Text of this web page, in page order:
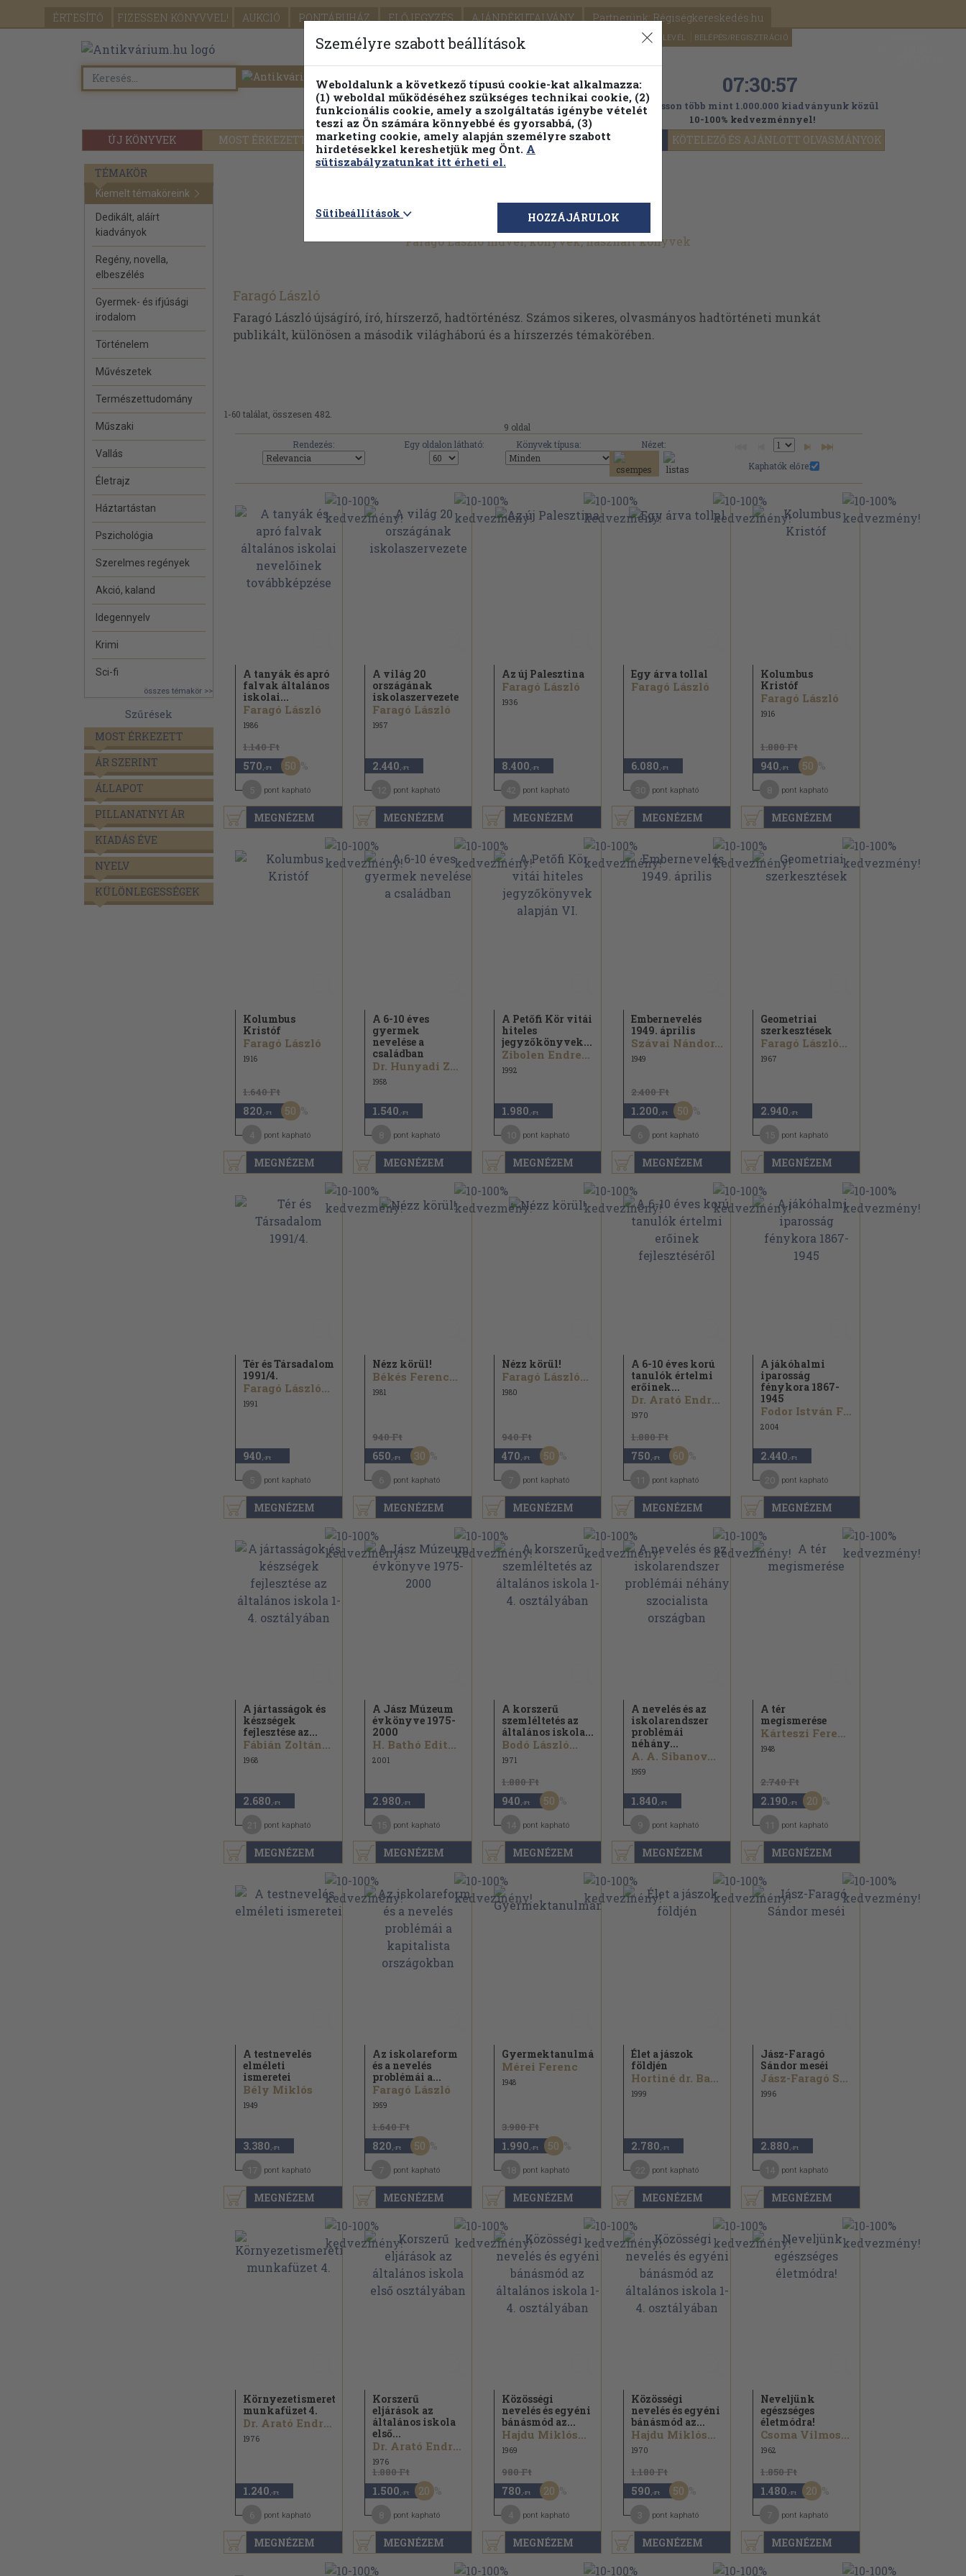
ÉRTESÍTŐ FIZESSEN KÖNYVVEL! AUKCIÓ PONTÁRUHÁZ ELŐJEGYZÉS AJÁNDÉKUTALVÁNY Partnerünk: Régiségkereskedés.hu
SEGÍTSÉG HÍRLEVÉL BELÉPÉS/REGISZTRÁCIÓ
ÚJ KÖNYVEK MOST ÉRKEZETT PILLANATNYI ÁRAINK FENNTARTHATÓ OLVASMÁNYOK KÖTELEZŐ ÉS AJÁNLOTT OLVASMÁNYOK
Részletes kereső Témaköri fa 07:30:56
Válogasson több mint 1.000.000 kiadványunk közül
10-100% kedvezménnyel!
TÉMAKÖR
Kiemelt témaköreink
Dedikált, aláírt
kiadványok
Regény, novella,
elbeszélés
Gyermek- és ifjúsági
irodalom
Történelem
Művészetek
Természettudomány
Műszaki
Vallás
Életrajz
Háztartástan
Pszichológia
Szerelmes regények
Akció, kaland
Idegennyelv
Krimi
Sci-fi
összes témakör >>
Szűrések
MOST ÉRKEZETT
ÁR SZERINT
ÁLLAPOT
PILLANATNYI ÁR
KIADÁS ÉVE
NYELV
KÜLÖNLEGESSÉGEK
Faragó László művei, könyvek, használt könyvek
Faragó László
Faragó László újságíró, író, hírszerző, hadtörténész. Számos sikeres, olvasmányos hadtörténeti munkát
publikált, különösen a második világháború és a hírszerzés témakörében.
1-60 találat, összesen 482.
9 oldal
Rendezés:
Egy oldalon látható: Könyvek típusa:
Nézet:
Kaphatók előre:
MEGNÉZEM
A tanyák és apró
falvak általános
iskolai...
Faragó László
1986
1.140 Ft
570 ,-Ft 50
pont kapható
MEGNÉZEM
A világ 20
országának
iskolaszervezete
Faragó László
1957
2.440 ,-Ft
pont kapható
MEGNÉZEM
Az új Palesztina
Faragó László
1936
8.400 ,-Ft
pont kapható
MEGNÉZEM
Egy árva tollal
Faragó László
6.080 ,-Ft
pont kapható
MEGNÉZEM
Kolumbus
Kristóf
Faragó László
1916
1.880 Ft
940 ,-Ft 50
pont kapható
MEGNÉZEM
Kolumbus
Kristóf
Faragó László
1916
1.640 Ft
820 ,-Ft 50
pont kapható
MEGNÉZEM
A 6-10 éves
gyermek
nevelése a
családban
Dr. Hunyadi Zoltán...
1958
1.540 ,-Ft
pont kapható
MEGNÉZEM
A Petőfi Kör vitái
hiteles
jegyzőkönyvek...
Zibolen Endre...
1992
1.980 ,-Ft
pont kapható
MEGNÉZEM
Embernevelés
1949. április
Szávai Nándor...
1949
2.400 Ft
1.200 ,-Ft 50
pont kapható
MEGNÉZEM
Geometriai
szerkesztések
Faragó László...
1967
2.940 ,-Ft
pont kapható
MEGNÉZEM
Tér és Társadalom
1991/4.
Faragó László...
1991
940 ,-Ft
pont kapható
MEGNÉZEM
Nézz körül!
Békés Ferenc...
1981
940 Ft
650 ,-Ft 30
pont kapható
MEGNÉZEM
Nézz körül!
Faragó László...
1980
940 Ft
470 ,-Ft 50
pont kapható
MEGNÉZEM
A 6-10 éves korú
tanulók értelmi
erőinek...
Dr. Arató Endréné...
1970
1.880 Ft
750 ,-Ft 60
pont kapható
MEGNÉZEM
A jákóhalmi
iparosság
fénykora 1867-
1945
Fodor István Ferenc
2004
2.440 ,-Ft
pont kapható
MEGNÉZEM
A jártasságok és
készségek
fejlesztése az...
Fábián Zoltán...
1968
2.680 ,-Ft
pont kapható
MEGNÉZEM
A Jász Múzeum
évkönyve 1975-
2000
H. Bathó Edit...
2001
2.980 ,-Ft
pont kapható
MEGNÉZEM
A korszerű
szemléltetés az
általános iskola...
Bodó László...
1971
1.880 Ft
940 ,-Ft 50
pont kapható
MEGNÉZEM
A nevelés és az
iskolarendszer
problémái
néhány...
A. A. Sibanov...
1959
1.840 ,-Ft
pont kapható
MEGNÉZEM
A tér
megismerése
Kárteszi Ferenc...
1948
2.740 Ft
2.190 ,-Ft 20
pont kapható
MEGNÉZEM
A testnevelés
elméleti
ismeretei
Bély Miklós
1949
3.380 ,-Ft
pont kapható
MEGNÉZEM
Az iskolareform
és a nevelés
problémái a...
Faragó László
1959
1.640 Ft
820 ,-Ft 50
pont kapható
MEGNÉZEM
Gyermektanulmány
Mérei Ferenc
1948
3.980 Ft
1.990 ,-Ft 50
pont kapható
MEGNÉZEM
Élet a jászok
földjén
Hortiné dr. Bathó Edit...
1999
2.780 ,-Ft
pont kapható
MEGNÉZEM
Jász-Faragó
Sándor meséi
Jász-Faragó Sándor
1996
2.880 ,-Ft
pont kapható
MEGNÉZEM
Környezetismereti
munkafüzet 4.
Dr. Arató Endréné...
1976
1.240 ,-Ft
pont kapható
MEGNÉZEM
Korszerű
eljárások az
általános iskola
első...
Dr. Arató Endréné...
1976
1.880 Ft
1.500 ,-Ft 20
pont kapható
MEGNÉZEM
Közösségi
nevelés és egyéni
bánásmód az...
Hajdu Miklósné...
1969
980 Ft
780 ,-Ft 20
pont kapható
MEGNÉZEM
Közösségi
nevelés és egyéni
bánásmód az...
Hajdu Miklósné...
1970
1.180 Ft
590 ,-Ft 50
pont kapható
MEGNÉZEM
Neveljünk
egészséges
életmódra!
Csoma Vilmos...
1962
1.850 Ft
1.480 ,-Ft 20
pont kapható
Személyre szabott beállítások
Weboldalunk a következő típusú cookie-kat alkalmazza:
(1) weboldal működéséhez szükséges technikai cookie, (2)
funkcionális cookie, amely a szolgáltatás igénybe vételét
teszi az Ön számára könnyebbé és gyorsabbá, (3)
marketing cookie, amely alapján személyre szabott
hirdetésekkel kereshetjük meg Önt. A
sütiszabályzatunkat itt érheti el.
Sütibeállítások HOZZÁJÁRULOK